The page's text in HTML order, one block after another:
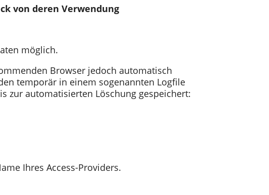
von deren Verwendung
möglich.
Browser jedoch automatisch
temporär in einem sogenannten Logfile
zur automatisierten Löschung gespeichert:
Ihres Access-Providers.